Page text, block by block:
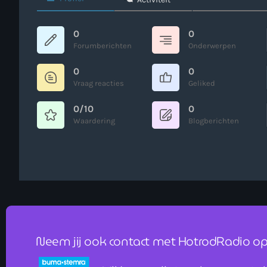
0
Forumberichten
0
Onderwerpen
0
Vraag reacties
0
Geliked
0/10
Waardering
0
Blogberichten
Neem jij ook contact met HotrodRadio